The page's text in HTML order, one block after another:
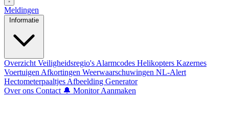
Meldingen
Informatie
Overzicht Veiligheidsregio's Alarmcodes Helikopters Kazernes
Voertuigen Afkortingen Weerwaarschuwingen NL-Alert
Hectometerpaaltjes Afbeelding Generator
Over ons Contact 🔔 Monitor Aanmaken